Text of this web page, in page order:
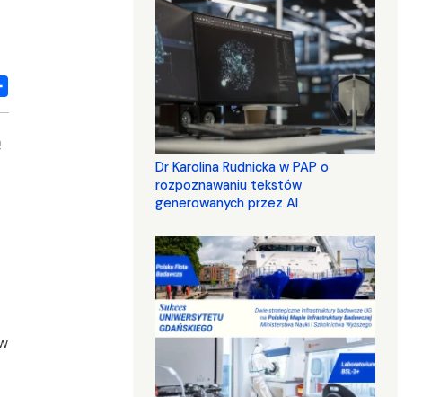
Dr Karolina Rudnicka w PAP o
rozpoznawaniu tekstów
generowanych przez AI